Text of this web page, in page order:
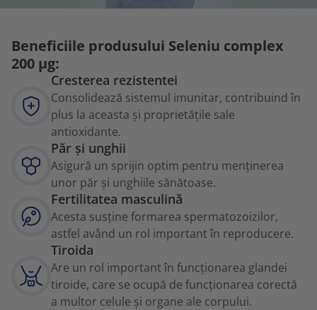
Beneficiile produsului Seleniu complex
200 µg:
Cresterea rezistentei
Consolidează sistemul imunitar, contribuind în
plus la aceasta și proprietățile sale
antioxidante.
Păr și unghii
Asigură un sprijin optim pentru menținerea
unor păr și unghiile sănătoase.
Fertilitatea masculină
Acesta susține formarea spermatozoizilor,
astfel având un rol important în reproducere.
Tiroida
Are un rol important în funcționarea glandei
tiroide, care se ocupă de funcționarea corectă
a multor celule și organe ale corpului.